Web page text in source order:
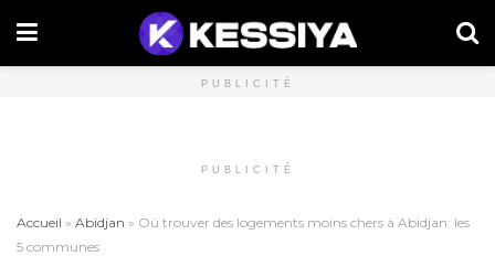
PUBLICITÉ
PUBLICITÉ
Accueil » Abidjan » Où trouver des logements moins chers à Abidjan: les
5 communes